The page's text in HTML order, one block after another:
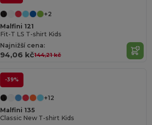
+2
Malfini 121
Fit-T LS T-shirt Kids
Najnižší cena:
94,06 kč144,21 kč
-39%
+12
Malfini 135
Classic New T-shirt Kids